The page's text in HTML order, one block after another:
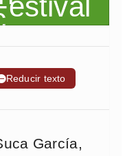
Reducir texto
García,